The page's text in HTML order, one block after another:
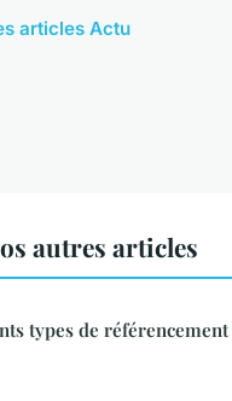
articles Actu
autres articles
types de